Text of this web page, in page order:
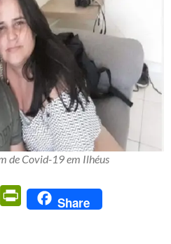
de Covid-19 em Ilhéus
Email PrintFriendly
Share